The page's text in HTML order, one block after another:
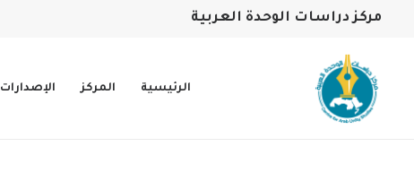
مركز دراسات الوحدة العربية
الرئيسية المركز الإصدارات